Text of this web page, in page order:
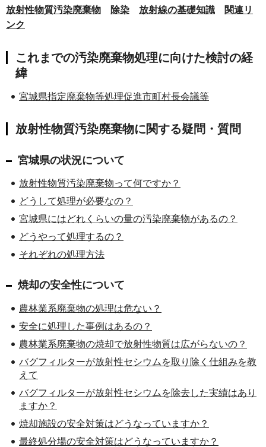
放射性物質汚染廃棄物 除染 放射線の基礎知識
関連リ
ンク
これまでの汚染廃棄物処理に向けた検討の経
緯
宮城県指定廃棄物等処理促進市町村長会議等
放射性物質汚染廃棄物に関する疑問・質問
宮城県の状況について
放射性物質汚染廃棄物って何ですか？
どうして処理が必要なの？
宮城県にはどれくらいの量の汚染廃棄物があるの？
どうやって処理するの？
それぞれの処理方法
焼却の安全性について
農林業系廃棄物の処理は危ない？
安全に処理した事例はあるの？
農林業系廃棄物の焼却で放射性物質は広がらないの？
バグフィルターが放射性セシウムを取り除く仕組みを教
えて
バグフィルターが放射性セシウムを除去した実績はあり
ますか？
焼却施設の安全対策はどうなっていますか？
最終処分場の安全対策はどうなっていますか？